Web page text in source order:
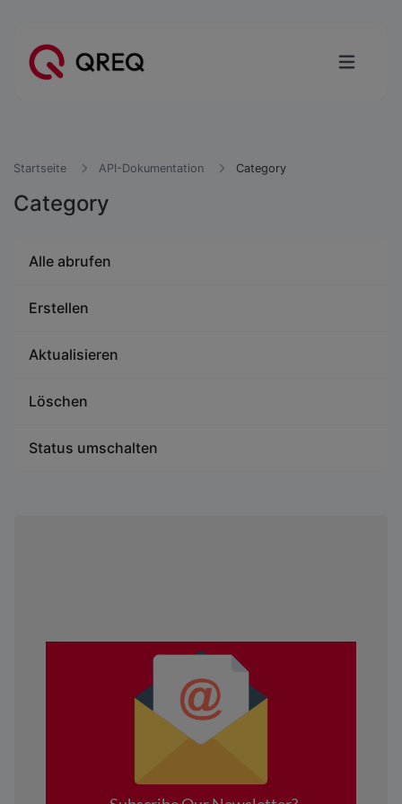
Startseite API-Dokumentation Category
Category
Alle abrufen
Erstellen
Aktualisieren
Löschen
Status umschalten